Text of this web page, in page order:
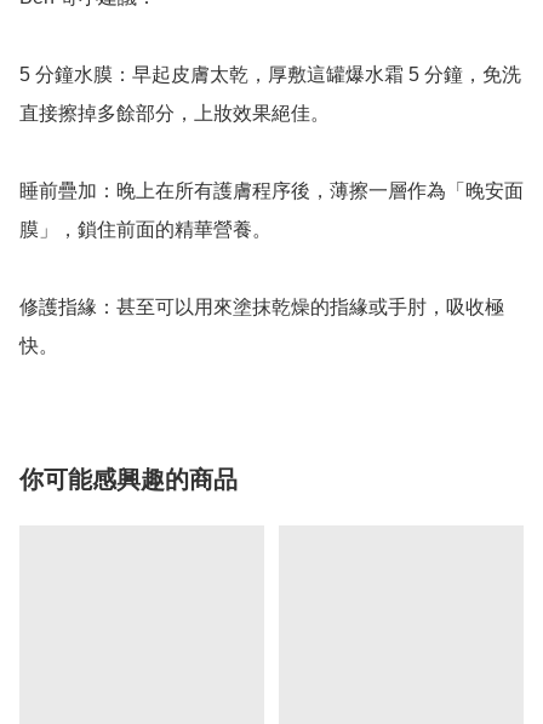
5 分鐘水膜：早起皮膚太乾，厚敷這罐爆水霜 5 分鐘，免洗
直接擦掉多餘部分，上妝效果絕佳。
睡前疊加：晚上在所有護膚程序後，薄擦一層作為「晚安面
膜」，鎖住前面的精華營養。
修護指緣：甚至可以用來塗抹乾燥的指緣或手肘，吸收極
快。
你可能感興趣的商品